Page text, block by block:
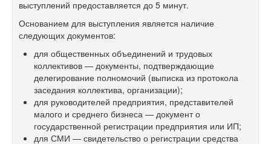
выступлений предоставляется до 5 минут.
Основанием для выступления является наличие
следующих документов:
для общественных объединений и трудовых
коллективов — документы, подтверждающие
делегирование полномочий (выписка из протокола
заседания коллектива, организации);
для руководителей предприятия, представителей
малого и среднего бизнеса — документ о
государственной регистрации предприятия или ИП;
для СМИ — свидетельство о регистрации средства